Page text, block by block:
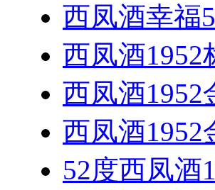
西凤酒幸福
西凤酒1952
西凤酒1952
西凤酒1952
52度西凤酒